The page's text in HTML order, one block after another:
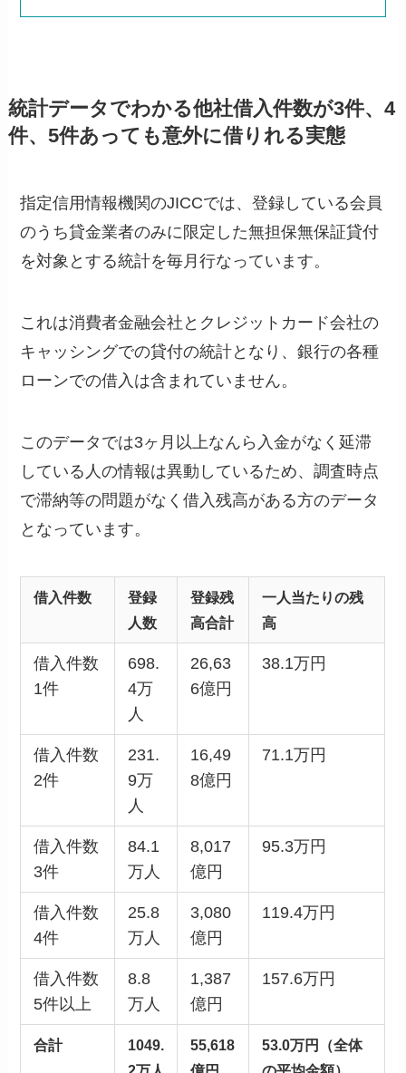
統計データでわかる他社借入件数が3件、4
件、5件あっても意外に借りれる実態
指定信用情報機関のJICCでは、登録している会員
のうち貸金業者のみに限定した無担保無保証貸付
を対象とする統計を毎月行なっています。
これは消費者金融会社とクレジットカード会社の
キャッシングでの貸付の統計となり、銀行の各種
ローンでの借入は含まれていません。
このデータでは3ヶ月以上なんら入金がなく延滞
している人の情報は異動しているため、調査時点
で滞納等の問題がなく借入残高がある方のデータ
となっています。
借入件数
登録
人数
登録残
高合計
一人当たりの残
高
借入件数
1件
698.
4万
人
26,63
6億円
38.1万円
借入件数
2件
231.
9万
人
16,49
8億円
71.1万円
借入件数
3件
84.1
万人
8,017
億円
95.3万円
借入件数
4件
25.8
万人
3,080
億円
119.4万円
借入件数
5件以上
8.8
万人
1,387
億円
157.6万円
合計
1049.
55,618
53.0万円（全体